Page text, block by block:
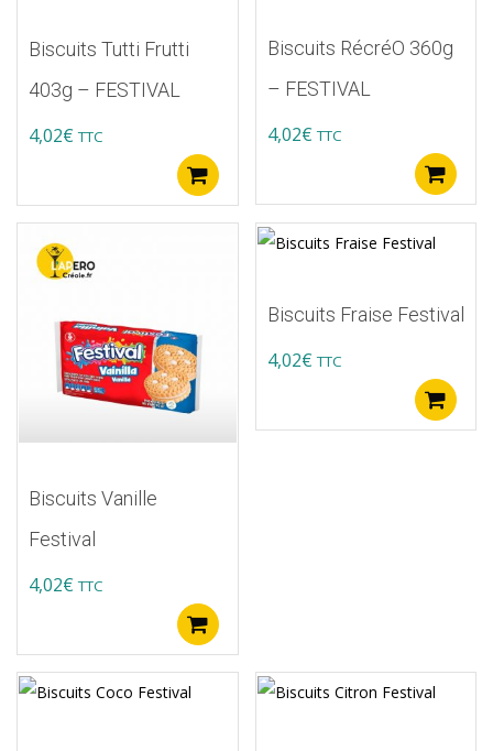
Biscuits Tutti Frutti
403g – FESTIVAL
4,02€ TTC
Biscuits RécréO 360g
– FESTIVAL
4,02€ TTC
Biscuits Vanille
Festival
4,02€ TTC
Biscuits Fraise Festival
4,02€ TTC